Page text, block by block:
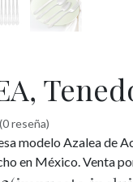
(0 reseña)
modelo Azalea de
en México. Venta